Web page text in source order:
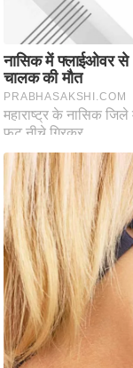
श
न
शि
प
रा
ज
नी
ति
वि
श्ले
ष
ण
स
म